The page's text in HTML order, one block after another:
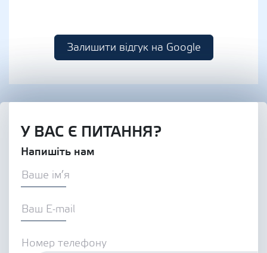
Залишити відгук на Google
У ВАС Є ПИТАННЯ?
Напишіть нам